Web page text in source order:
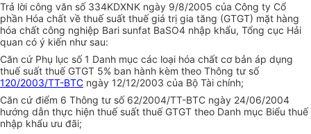
Trả lời công văn số 334KDXNK ngày 9/8/2005 của Công ty Cổ
phần Hóa chất về thuế suất thuế giá trị gia tăng (GTGT) mặt hàng
hóa chất công nghiệp Bari sunfat BaSO4 nhập khẩu, Tổng cục Hải
quan có ý kiến như sau:
Căn cứ Phụ lục số 1 Danh mục các loại hóa chất cơ bản áp dụng
thuế suất thuế GTGT 5% ban hành kèm theo Thông tư số
120/2003/TT-BTC ngày 12/12/2003 của Bộ Tài chính;
Căn cứ điểm 6 Thông tư số 62/2004/TT-BTC ngày 24/06/2004
hướng dẫn thực hiện thuế suất thuế GTGT theo Danh mục Biểu thuế
nhập khẩu ưu đãi;